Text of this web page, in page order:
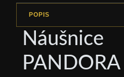
POPIS
Náušnice